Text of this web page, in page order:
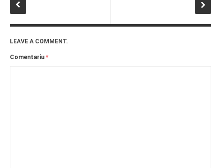
LEAVE A COMMENT.
Comentariu *